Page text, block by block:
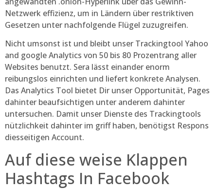
Netzwerk effizienz, um in Ländern über restriktiven
Gesetzen unter nachfolgende Flügel zuzugreifen.
Nicht umsonst ist und bleibt unser Trackingtool Yahoo
and google Analytics von 50 bis 80 Prozentrang aller
Websites benutzt. Sera lässt einander enorm
reibungslos einrichten und liefert konkrete Analysen.
Das Analytics Tool bietet Dir unser Opportunität, Pages
dahinter beaufsichtigen unter anderem dahinter
untersuchen. Damit unser Dienste des Trackingtools
nützlichkeit dahinter im griff haben, benötigst Respons
diesseitigen Account.
Auf diese weise Klappen
Hashtags In Facebook